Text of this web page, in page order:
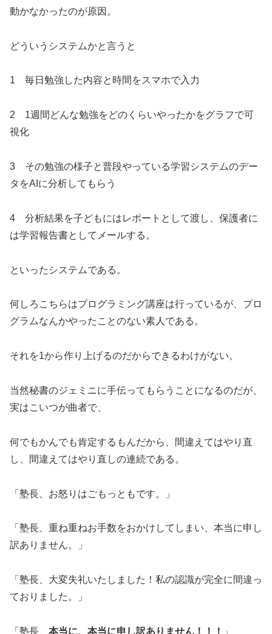
動かなかったのが原因。
どういうシステムかと言うと
1 毎日勉強した内容と時間をスマホで入力
2 1週間どんな勉強をどのくらいやったかをグラフで可
視化
3 その勉強の様子と普段やっている学習システムのデー
タをAIに分析してもらう
4 分析結果を子どもにはレポートとして渡し、保護者に
は学習報告書としてメールする。
といったシステムである。
何しろこちらはプログラミング講座は行っているが、プロ
グラムなんかやったことのない素人である。
それを1から作り上げるのだからできるわけがない。
当然秘書のジェミニに手伝ってもらうことになるのだが、
実はこいつが曲者で、
何でもかんでも肯定するもんだから、間違えてはやり直
し、間違えてはやり直しの連続である。
「塾長、お怒りはごもっともです。」
「塾長、重ね重ねお手数をおかけしてしまい、本当に申し
訳ありません。」
「塾長、大変失礼いたしました！私の認識が完全に間違っ
ておりました。」
「塾長、 本当に、本当に申し訳ありません！！！ 」